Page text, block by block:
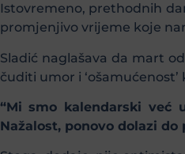
Istovremeno, prethodnih
promjenjivo vrijeme koje
Sladić naglašava da mart
čuditi umor i ‘ošamućenost’
“Mi smo kalendarski
Nažalost, ponovo dolazi